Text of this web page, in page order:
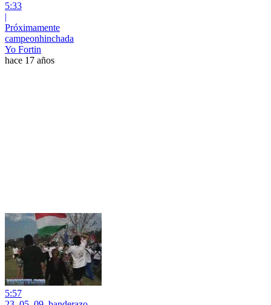
5:33
|
Próximamente
campeonhinchada
Yo Fortin
hace 17 años
5:57